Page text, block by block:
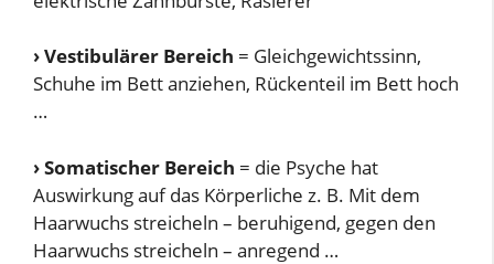
›Vestibulärer Bereich = Gleichgewichtssinn,
Schuhe im Bett anziehen, Rückenteil im Bett hoch
…
›Somatischer Bereich = die Psyche hat
Auswirkung auf das Körperliche z. B. Mit dem
Haarwuchs streicheln – beruhigend, gegen den
Haarwuchs streicheln – anregend …